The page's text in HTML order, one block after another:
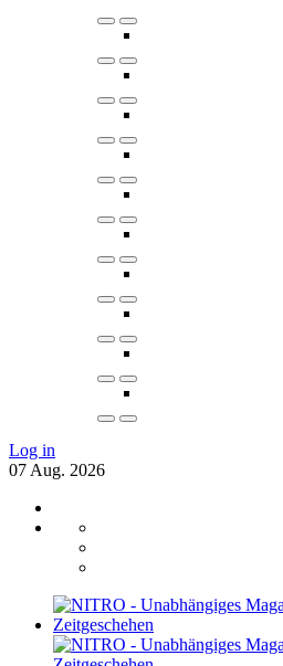
Log in
07 Aug. 2026